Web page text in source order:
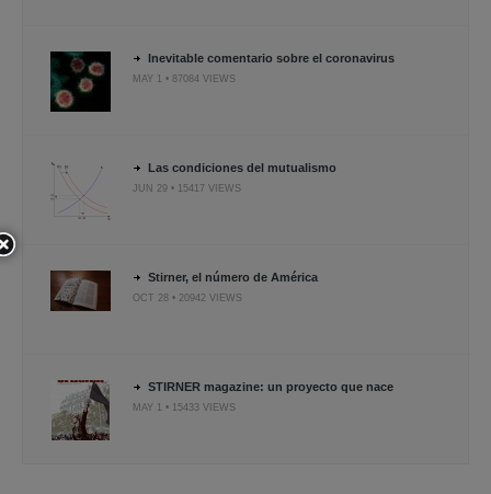
Inevitable comentario sobre el coronavirus
MAY 1 • 87084 VIEWS
Las condiciones del mutualismo
JUN 29 • 15417 VIEWS
Stirner, el número de América
OCT 28 • 20942 VIEWS
STIRNER magazine: un proyecto que nace
MAY 1 • 15433 VIEWS